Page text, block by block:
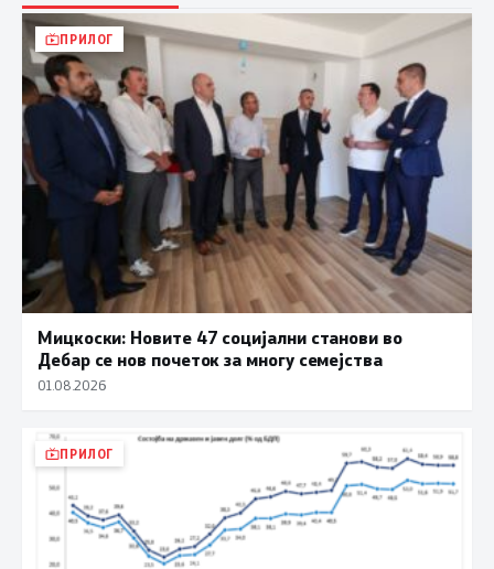
ПРИЛОГ
Мицкоски: Новите 47 социјални станови во
Дебар се нов почеток за многу семејства
01.08.2026
ПРИЛОГ